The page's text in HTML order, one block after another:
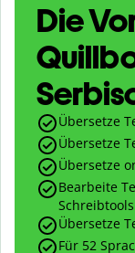
Die
Übersetze
Übersetze
Übersetze
Bearbeite
Schreibtools
Übersetze
Für 52